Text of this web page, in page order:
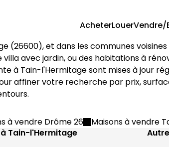
AcheterLouerVendre/
pièces Tain-
Maison 183 m²
Aller à l'image 1
Aller à l'image2
Aller à l'image3
Aller à l'image4
Aller à l'image5
(26600), et dans les communes
villa avec jardin, ou des habitations à
à Tain-l'Hermitage sont mises à jour
affiner votre recherche par prix,
à vendre Drôme 26
Maisons à vendre
Tain-l'Hermitage